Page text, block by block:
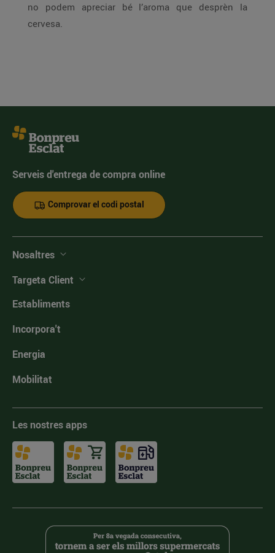
no podem apreciar bé l’aroma que desprèn la
cervesa.
Serveis d'entrega de compra online
Comprovar el codi postal
Nosaltres
Targeta Client
Establiments
Incorpora't
Energia
Mobilitat
Les nostres apps